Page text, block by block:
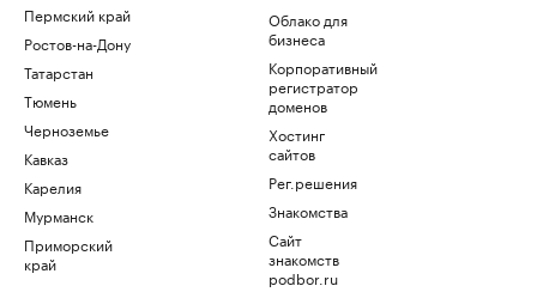
Пермский край
Ростов-на-Дону
Татарстан
Тюмень
Черноземье
Кавказ
Карелия
Мурманск
Приморский
край
Облако для
бизнеса
Корпоративный
регистратор
доменов
Хостинг
сайтов
Рег.решения
Знакомства
Сайт
знакомств
podbor.ru